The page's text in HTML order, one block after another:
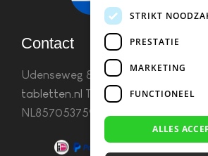
Contact
Udenseweg 8B 5405 PA Uden
tabletten.nl Tel. 085 782 5578KvK
NL857053759B01
STRIKT
PRESTATIE
MARKETING
FUNCTIONEEL
ALLES